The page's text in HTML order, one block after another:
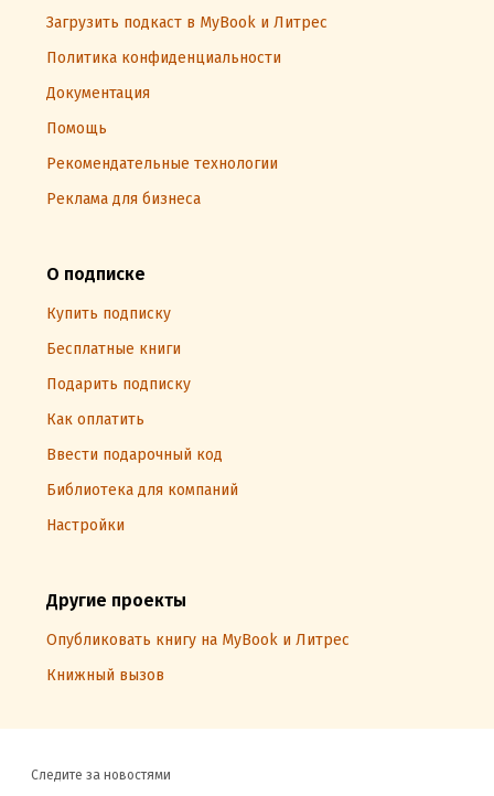
Загрузить подкаст в MyBook и Литрес
Политика конфиденциальности
Документация
Помощь
Рекомендательные технологии
Реклама для бизнеса
О подписке
Купить подписку
Бесплатные книги
Подарить подписку
Как оплатить
Ввести подарочный код
Библиотека для компаний
Настройки
Другие проекты
Опубликовать книгу на MyBook и Литрес
Книжный вызов
Следите за новостями